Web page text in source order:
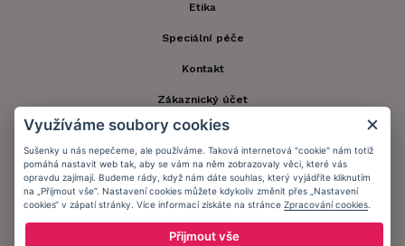
Etika
Speciální péče
Kontakt
Zákaznický účet
Registrace zákazníka
Doprava a platba
Obchodní podmínky
Ochrana osobních údajů
Využíváme soubory cookies
Sušenky u nás nepečeme, ale používáme. Taková internetová "cookie" nám totiž
pomáhá nastavit web tak, aby se vám na něm zobrazovaly věci, které vás
opravdu zajímají. Budeme rády, když nám dáte souhlas, který vyjádříte kliknutím
na „Přijmout vše“. Nastavení cookies můžete kdykoliv změnit přes „Nastavení
cookies“ v zápatí stránky. Více informací získáte na stránce Zpracování cookies.
Přijmout vše